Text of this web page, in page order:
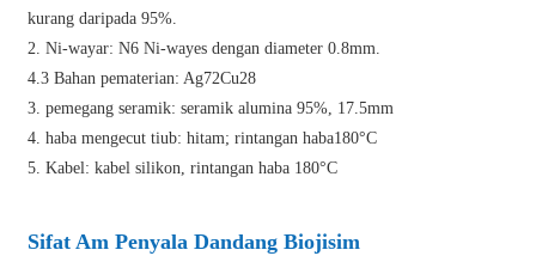
kurang daripada 95%.
2. Ni-wayar: N6 Ni-wayes dengan diameter 0.8mm.
4.3 Bahan pematerian: Ag72Cu28
3. pemegang seramik: seramik alumina 95%, 17.5mm
4. haba mengecut tiub: hitam; rintangan haba180°C
5. Kabel: kabel silikon, rintangan haba 180°C
Sifat Am Penyala Dandang Biojisim